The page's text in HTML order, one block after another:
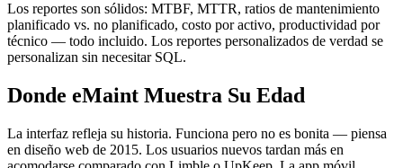
Los reportes son sólidos: MTBF, MTTR, ratios de mantenimiento
planificado vs. no planificado, costo por activo, productividad por
técnico — todo incluido. Los reportes personalizados de verdad se
personalizan sin necesitar SQL.
Donde eMaint Muestra Su Edad
La interfaz refleja su historia. Funciona pero no es bonita — piensa
en diseño web de 2015. Los usuarios nuevos tardan más en